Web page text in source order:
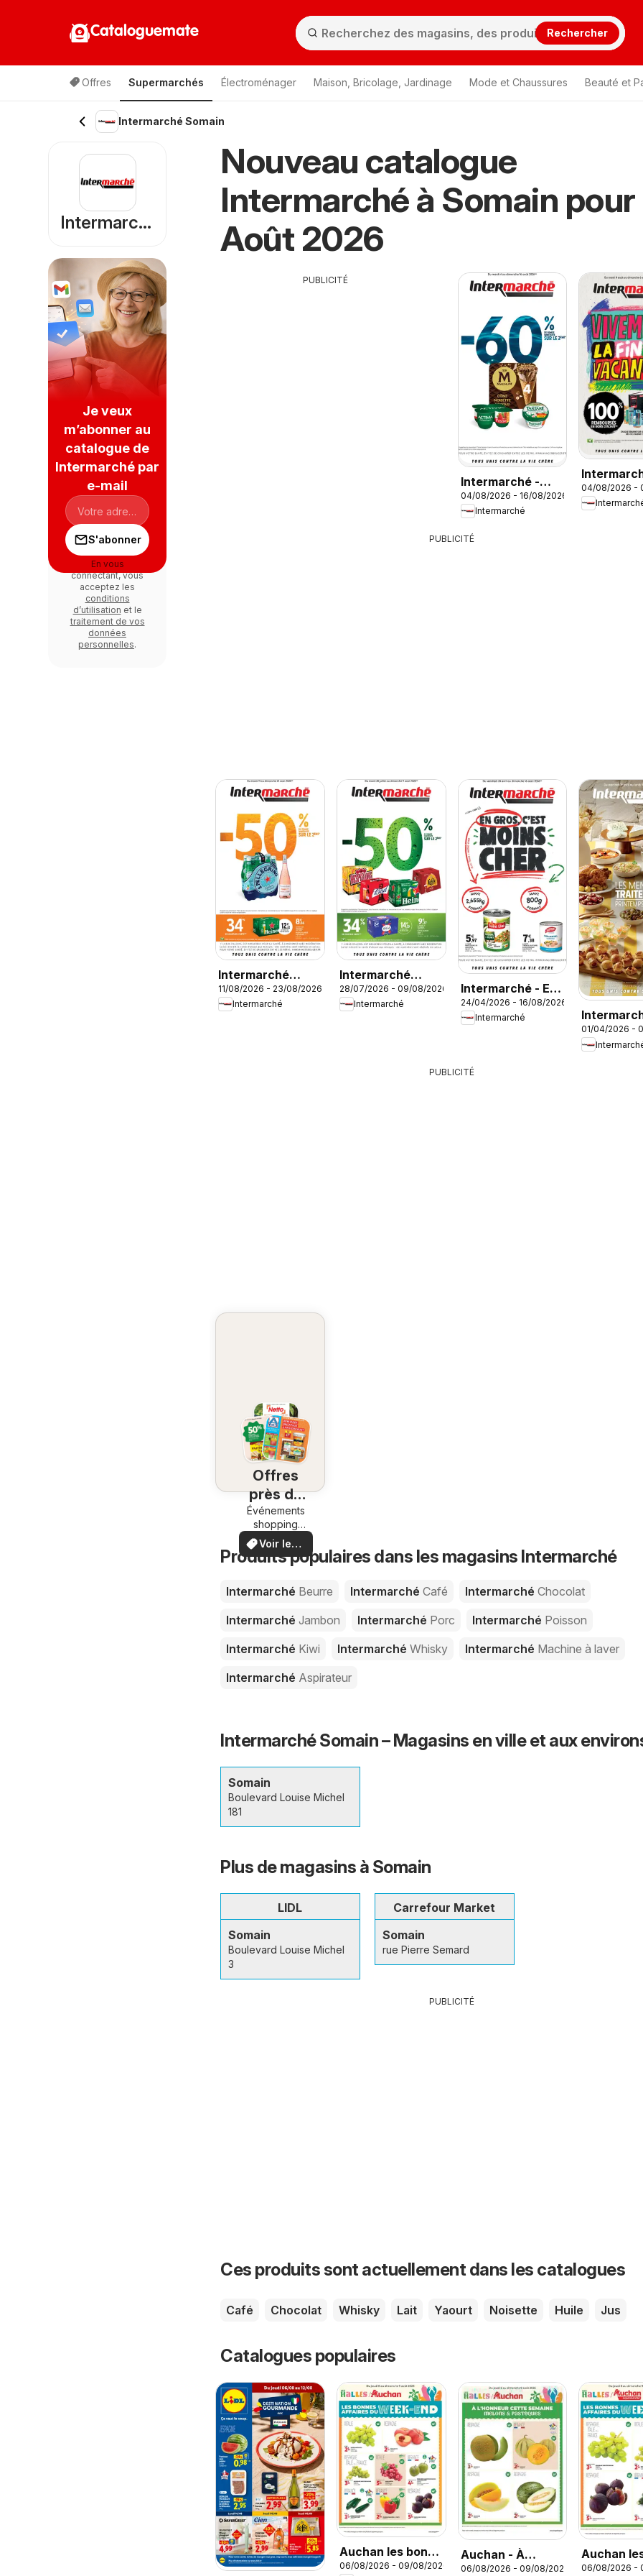
Cataloguemate Rechercher
Offres Supermarchés Électroménager Maison, Bricolage, Jardinage Mode et Chaussures Beauté et
Intermarché Somain
Nouveau catalogue
Intermarché à Somain pour
Août 2026
PUBLICITÉ
Intermarché -
Découvrez nos
offres
04/08/2026 - 16/08/2026
Intermarché
vivement
des
04/08/2026 -
PUBLICITÉ
Intermarché
catalogue
11/08/2026 - 23/08/2026
Intermarché
Intermarché
catalogue
28/07/2026 - 09/08/2026
Intermarché
Intermarché - En
gros, c’est moins
cher
24/04/2026 - 16/08/2026
Intermarché
menus
01/04/2026 -
PUBLICITÉ
Offres
près de
chez vous
Événements
shopping
locaux et
offres
spéciales
Voir les
offres
Produits populaires dans les magasins Intermarché
Intermarché Beurre Intermarché Café Intermarché Chocolat
Intermarché Jambon Intermarché Porc Intermarché Poisson
Intermarché Kiwi Intermarché Whisky Intermarché Machine à laver
Intermarché Aspirateur
Intermarché Somain – Magasins en ville et aux
Somain
Boulevard Louise Michel
181
Plus de magasins à Somain
LIDL
Somain
Boulevard Louise Michel
3
Carrefour Market
Somain
rue Pierre Semard
PUBLICITÉ
Ces produits sont actuellement dans les catalogues
Café Chocolat Whisky Lait Yaourt Noisette Huile Jus
Catalogues populaires
Auchan les bons
plans du week-
06/08/2026 - 09/08/2026
Auchan - À
l'honneur cette
06/08/2026 - 09/08/2026
Auchan
plans du
06/08/2026 -
Intermarché
Je veux
m’abonner au
catalogue de
Intermarché par
e-mail
S'abonner
En vous
connectant, vous
acceptez les
conditions
d’utilisation et le
traitement de vos
données
personnelles.